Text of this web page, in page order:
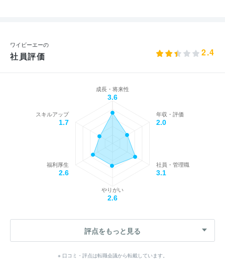
ワイビーエーの
社員評価 2.4
成長・将来性
3.6
年収・評価
2.0
社員・管理職
3.1
やりがい
2.6
福利厚生
2.6
スキルアップ
1.7
評点をもっと見る
※ 口コミ・評点は転職会議から転載しています。